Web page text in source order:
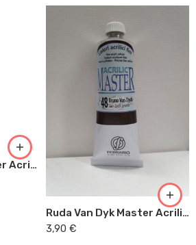
Siena deginta Master Acrilic, 60ml (44)
Ruda Van Dyk Master Acrilic, 60ml (48)
3,90 €